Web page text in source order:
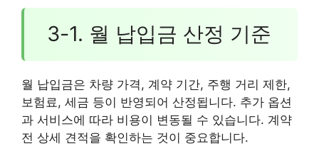
3-1. 월 납입금 산정 기준
월 납입금은 차량 가격, 계약 기간, 주행 거리 제한,
보험료, 세금 등이 반영되어 산정됩니다. 추가 옵션
과 서비스에 따라 비용이 변동될 수 있습니다. 계약
전 상세 견적을 확인하는 것이 중요합니다.